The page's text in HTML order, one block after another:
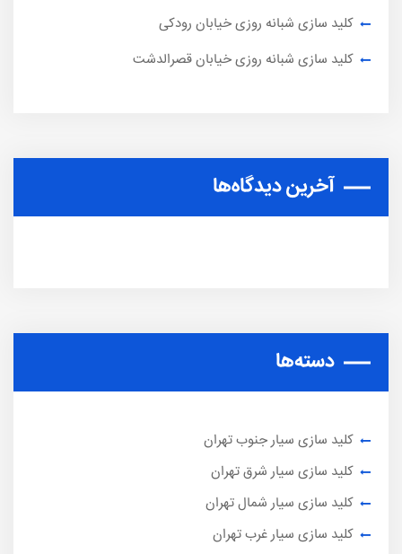
کلید سازی شبانه روزی خیابان رودکی
کلید سازی شبانه روزی خیابان قصرالدشت
آخرین دیدگاه‌ها
دسته‌ها
کلید سازی سیار جنوب تهران
کلید سازی سیار شرق تهران
کلید سازی سیار شمال تهران
کلید سازی سیار غرب تهران